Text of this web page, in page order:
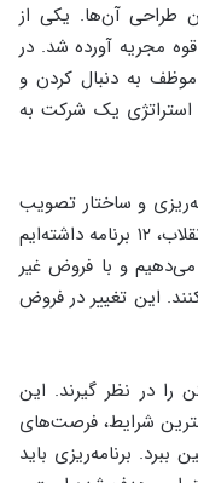
طراحی آن‌ها. یکی از
مجریه آورده شد. در
به دنبال کردن و
استراتژی یک شرکت به
و ساختار تصویب
برنامه‌ها. ساختار برنامه‌ریزی ما دچار نقص است. بررسی کنید که تا به حال، در طول ۸۰ سال گذشته و پیش از انقلاب، ۱۲ برنامه داشته‌ایم
می‌دهیم و با فروض غیر
این تغییر در فروض
را در نظر گیرند. این
شرایط، فرصت‌های
برنامه‌ریزی باید